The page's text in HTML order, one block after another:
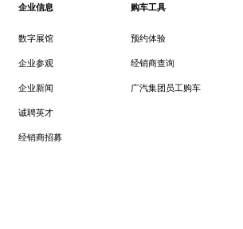
企业信息
数字展馆
企业参观
企业新闻
诚聘英才
经销商招募
购车工具
预约体验
经销商查询
广汽集团员工购车